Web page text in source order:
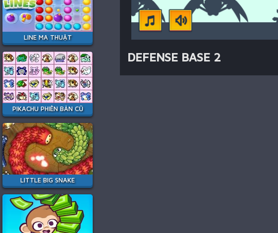
LINE MA THUẬT
PIKACHU PHIÊN BẢN CŨ
LITTLE BIG SNAKE
DEFENSE BASE 2